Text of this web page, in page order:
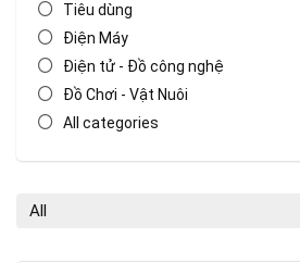
Tiêu dùng
Điện Máy
Điện tử - Đồ công nghệ
Đồ Chơi - Vật Nuôi
All categories
All